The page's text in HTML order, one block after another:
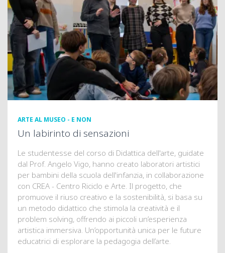
ARTE AL MUSEO - E NON
Un labirinto di sensazioni
Le studentesse del corso di Didattica dell'arte, guidate
dal Prof. Angelo Vigo, hanno creato laboratori artistici
per bambini della scuola dell'infanzia, in collaborazione
con CREA - Centro Riciclo e Arte. Il progetto, che
promuove il riuso creativo e la sostenibilità, si basa su
un metodo didattico che stimola la creatività e il
problem solving, offrendo ai piccoli un’esperienza
artistica immersiva. Un’opportunità unica per le future
educatrici di esplorare la pedagogia dell’arte.